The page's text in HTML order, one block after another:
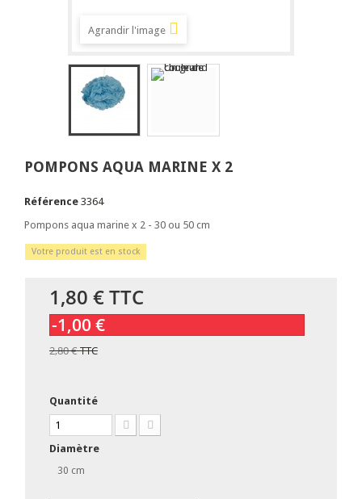
Agrandir l'image
POMPONS AQUA MARINE X 2
Référence 3364
Pompons aqua marine x 2 - 30 ou 50 cm
Votre produit est en stock
1,80 €TTC
-1,00 €
2,80 €TTC
Quantité
Diamètre
30 cm